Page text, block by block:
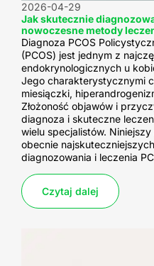
Jak skutecznie
nowoczesne metody
2026-04-29
Diagnoza PCOS
(PCOS) jest jednym z
endokrynologicznych u
Jego charakterystycznymi
miesiączki,
Złożoność objawów i
diagnoza i skuteczne
wielu specjalistów. Niniejszy
obecnie
diagnozowania i leczenia
Czytaj dalej